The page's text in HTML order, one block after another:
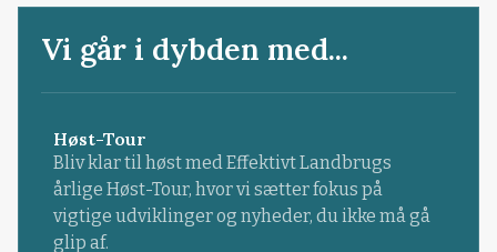
Vi går i dybden med...
Høst-Tour
Bliv klar til høst med Effektivt Landbrugs
årlige Høst-Tour, hvor vi sætter fokus på
vigtige udviklinger og nyheder, du ikke må gå
glip af.